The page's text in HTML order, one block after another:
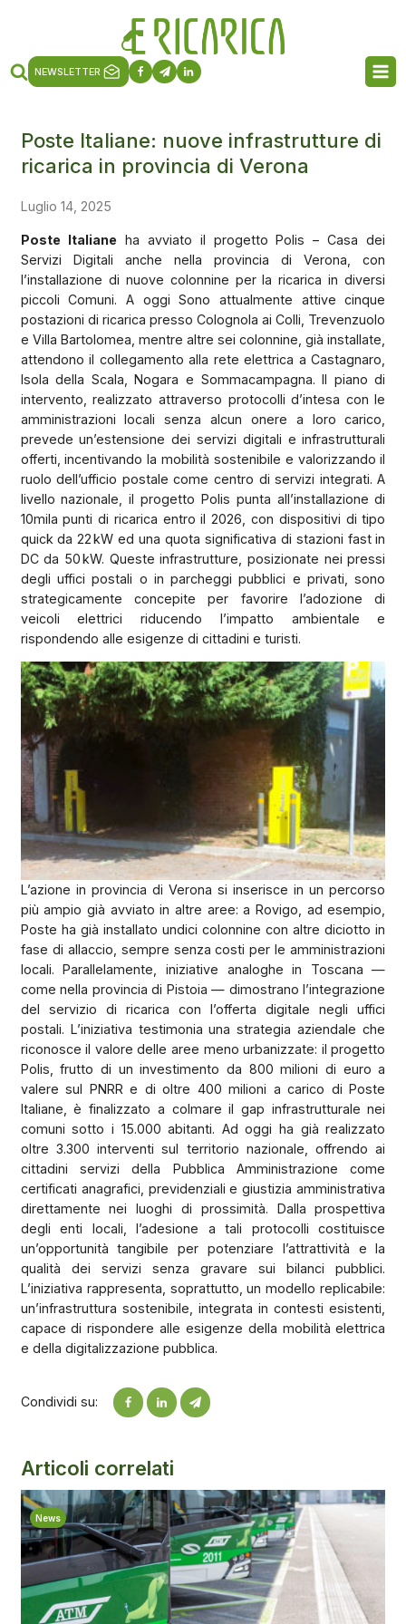
NEWSLETTER
Poste Italiane: nuove infrastrutture di
ricarica in provincia di Verona
Luglio 14, 2025
Poste Italiane ha avviato il progetto Polis – Casa dei
Servizi Digitali anche nella provincia di Verona, con
l’installazione di nuove colonnine per la ricarica in diversi
piccoli Comuni. A oggi Sono attualmente attive cinque
postazioni di ricarica presso Colognola ai Colli, Trevenzuolo
e Villa Bartolomea, mentre altre sei colonnine, già installate,
attendono il collegamento alla rete elettrica a Castagnaro,
Isola della Scala, Nogara e Sommacampagna. Il piano di
intervento, realizzato attraverso protocolli d’intesa con le
amministrazioni locali senza alcun onere a loro carico,
prevede un’estensione dei servizi digitali e infrastrutturali
offerti, incentivando la mobilità sostenibile e valorizzando il
ruolo dell’ufficio postale come centro di servizi integrati. A
livello nazionale, il progetto Polis punta all’installazione di
10mila punti di ricarica entro il 2026, con dispositivi di tipo
quick da 22 kW ed una quota significativa di stazioni fast in
DC da 50 kW. Queste infrastrutture, posizionate nei pressi
degli uffici postali o in parcheggi pubblici e privati, sono
strategicamente concepite per favorire l’adozione di
veicoli elettrici riducendo l’impatto ambientale e
rispondendo alle esigenze di cittadini e turisti.
L’azione in provincia di Verona si inserisce in un percorso
più ampio già avviato in altre aree: a Rovigo, ad esempio,
Poste ha già installato undici colonnine con altre diciotto in
fase di allaccio, sempre senza costi per le amministrazioni
locali. Parallelamente, iniziative analoghe in Toscana —
come nella provincia di Pistoia — dimostrano l’integrazione
del servizio di ricarica con l’offerta digitale negli uffici
postali. L’iniziativa testimonia una strategia aziendale che
riconosce il valore delle aree meno urbanizzate: il progetto
Polis, frutto di un investimento da 800 milioni di euro a
valere sul PNRR e di oltre 400 milioni a carico di Poste
Italiane, è finalizzato a colmare il gap infrastrutturale nei
comuni sotto i 15.000 abitanti. Ad oggi ha già realizzato
oltre 3.300 interventi sul territorio nazionale, offrendo ai
cittadini servizi della Pubblica Amministrazione come
certificati anagrafici, previdenziali e giustizia amministrativa
direttamente nei luoghi di prossimità. Dalla prospettiva
degli enti locali, l’adesione a tali protocolli costituisce
un’opportunità tangibile per potenziare l’attrattività e la
qualità dei servizi senza gravare sui bilanci pubblici.
L’iniziativa rappresenta, soprattutto, un modello replicabile:
un’infrastruttura sostenibile, integrata in contesti esistenti,
capace di rispondere alle esigenze della mobilità elettrica
e della digitalizzazione pubblica.
Condividi su:
Articoli correlati
News